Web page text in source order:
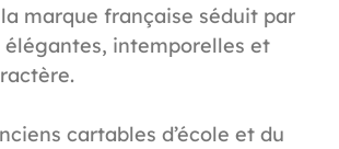
marque française séduit par
élégantes, intemporelles et
cartables d’école et du